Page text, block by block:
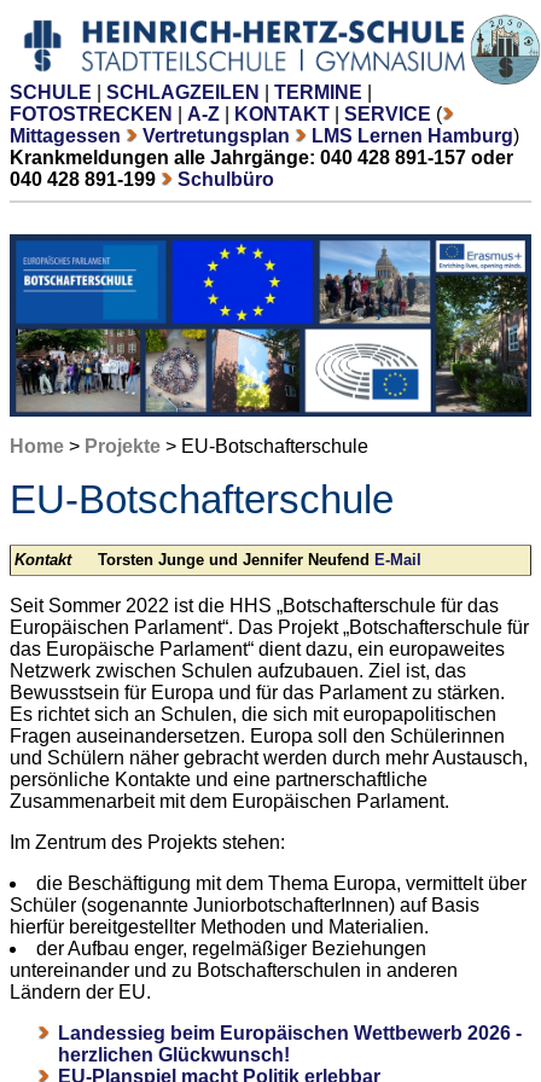
SCHULE SCHLAGZEILEN TERMINE
FOTOSTRECKEN
A-Z KONTAKT SERVICE (
Mittagessen
Vertretungsplan LMS Lernen Hamburg)
Krankmeldungen alle Jahrgänge: 040 428 891-157 oder
040 428 891-199
Schulbüro
Home > Projekte > EU-Botschafterschule
EU-Botschafterschule
Kontakt Torsten Junge und Jennifer Neufend E-Mail
Seit Sommer 2022 ist die HHS „Botschafterschule für das
Europäischen Parlament“. Das Projekt „Botschafterschule für
das Europäische Parlament“ dient dazu, ein europaweites
Netzwerk zwischen Schulen aufzubauen. Ziel ist, das
Bewusstsein für Europa und für das Parlament zu stärken.
Es richtet sich an Schulen, die sich mit europapolitischen
Fragen auseinandersetzen. Europa soll den Schülerinnen
und Schülern näher gebracht werden durch mehr Austausch,
persönliche Kontakte und eine partnerschaftliche
Zusammenarbeit mit dem Europäischen Parlament.
Im Zentrum des Projekts stehen:
die Beschäftigung mit dem Thema Europa, vermittelt über
Schüler (sogenannte JuniorbotschafterInnen) auf Basis
hierfür bereitgestellter Methoden und Materialien.
der Aufbau enger, regelmäßiger Beziehungen
untereinander und zu Botschafterschulen in anderen
Ländern der EU.
Landessieg beim Europäischen Wettbewerb 2026 -
herzlichen Glückwunsch!
EU-Planspiel macht Politik erlebbar